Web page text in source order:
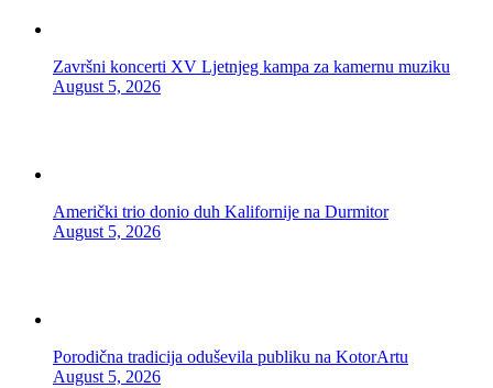
Završni koncerti XV Ljetnjeg kampa za kamernu muziku
August 5, 2026
Američki trio donio duh Kalifornije na Durmitor
August 5, 2026
Porodična tradicija oduševila publiku na KotorArtu
August 5, 2026